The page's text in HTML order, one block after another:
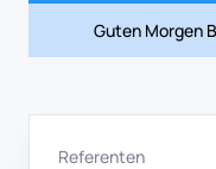
Guten Morgen
Referenten